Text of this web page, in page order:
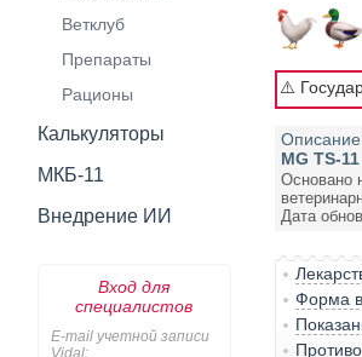
Ветклуб
Препараты
Рационы
Калькуляторы
МКБ-11
Внедрение ИИ
Вход для
специалистов
E-mail учетной записи
Vidal:
⚠️
Описание
MG TS-11
Основано
Дата
Форма